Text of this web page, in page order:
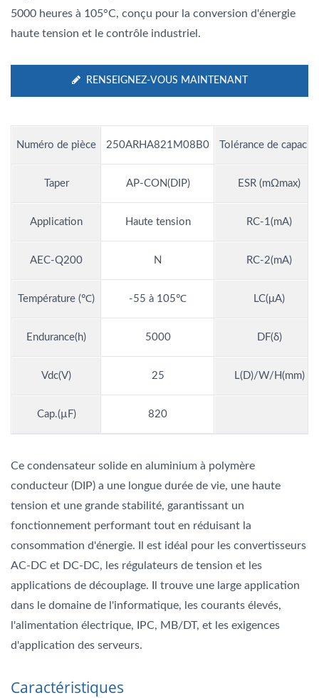
5000 heures à 105°C, conçu pour la conversion d'énergie
haute tension et le contrôle industriel.
RENSEIGNEZ-VOUS MAINTENANT
Numéro de pièce 250ARHA821M08B0 Tolérance de capacité
Taper AP-CON(DIP) ESR (mΩmax)
Application Haute tension RC-1(mA)
AEC-Q200 N RC-2(mA)
Température (℃) -55 à 105℃ LC(μA)
Endurance(h) 5000 DF(δ)
Vdc(V) 25 L(D)/W/H(mm)
Cap.(µF) 820
Ce condensateur solide en aluminium à polymère
conducteur (DIP) a une longue durée de vie, une haute
tension et une grande stabilité, garantissant un
fonctionnement performant tout en réduisant la
consommation d'énergie. Il est idéal pour les convertisseurs
AC-DC et DC-DC, les régulateurs de tension et les
applications de découplage. Il trouve une large application
dans le domaine de l'informatique, les courants élevés,
l'alimentation électrique, IPC, MB/DT, et les exigences
d'application des serveurs.
Caractéristiques